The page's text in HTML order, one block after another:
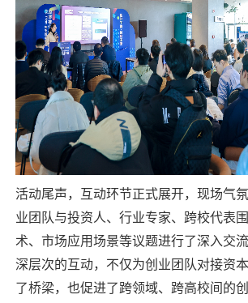
活动尾声，互动环节正式展开，现场气
业团队与投资人、行业专家、跨校代表
术、市场应用场景等议题进行了深入交
深层次的互动，不仅为创业团队对接资
了桥梁，也促进了跨领域、跨高校间的